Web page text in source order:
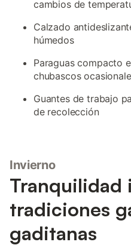
cambios de
Calzado
húmedos
Paraguas compacto
chubascos
Guantes de trabajo
de recolección
Invierno
Tranquilidad
tradiciones
gaditanas